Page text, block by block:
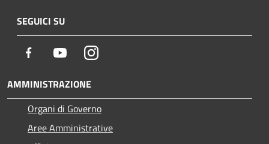
SEGUICI SU
Facebook YoutubeInstagram
AMMINISTRAZIONE
Organi di Governo
Aree Amministrative